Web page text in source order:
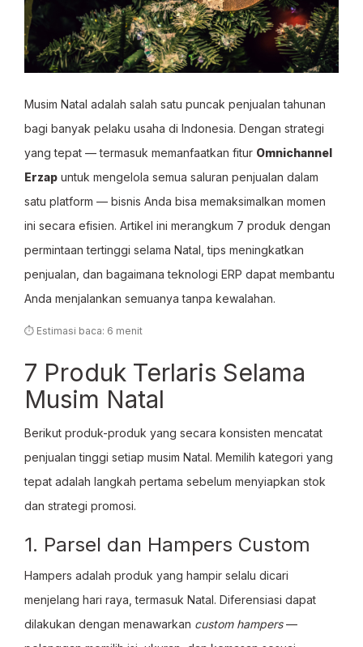
Musim Natal adalah salah satu puncak penjualan tahunan
bagi banyak pelaku usaha di Indonesia. Dengan strategi
yang tepat — termasuk memanfaatkan fitur Omnichannel
Erzap untuk mengelola semua saluran penjualan dalam
satu platform — bisnis Anda bisa memaksimalkan momen
ini secara efisien. Artikel ini merangkum 7 produk dengan
permintaan tertinggi selama Natal, tips meningkatkan
penjualan, dan bagaimana teknologi ERP dapat membantu
Anda menjalankan semuanya tanpa kewalahan.
⏱ Estimasi baca: 6 menit
7 Produk Terlaris Selama
Musim Natal
Berikut produk-produk yang secara konsisten mencatat
penjualan tinggi setiap musim Natal. Memilih kategori yang
tepat adalah langkah pertama sebelum menyiapkan stok
dan strategi promosi.
1. Parsel dan Hampers Custom
Hampers adalah produk yang hampir selalu dicari
menjelang hari raya, termasuk Natal. Diferensiasi dapat
dilakukan dengan menawarkan custom hampers—